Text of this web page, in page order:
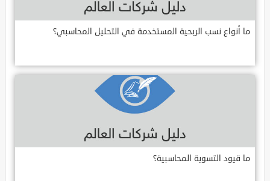
ما أنواع نسب الربحية المستخدمة في التحليل المحاسبي؟
ما قيود التسوية المحاسبية؟